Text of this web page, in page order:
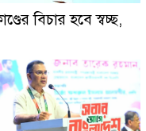
বিচার হবে স্বচ্ছ,